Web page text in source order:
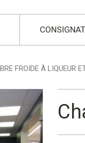
FROIDE À LIQUEUR